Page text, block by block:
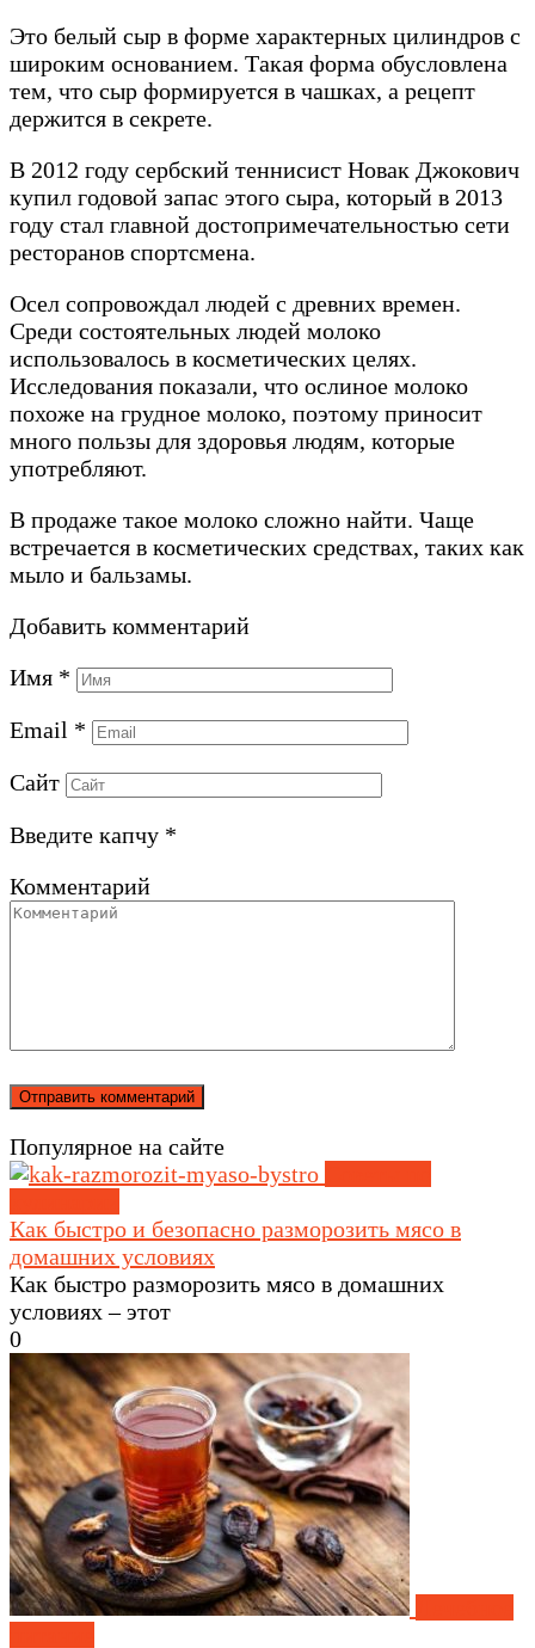
Это белый сыр в форме характерных цилиндров с
широким основанием. Такая форма обусловлена ​​
тем, что сыр формируется в чашках, а рецепт
держится в секрете.
В 2012 году сербский теннисист Новак Джокович
купил годовой запас этого сыра, который в 2013
году стал главной достопримечательностью сети
ресторанов спортсмена.
Осел сопровождал людей с древних времен.
Среди состоятельных людей молоко
использовалось в косметических целях.
Исследования показали, что ослиное молоко
похоже на грудное молоко, поэтому приносит
много пользы для здоровья людям, которые
употребляют.
В продаже такое молоко сложно найти. Чаще
встречается в косметических средствах, таких как
мыло и бальзамы.
Добавить комментарий
Имя *
Email *
Сайт
Введите капчу *
Комментарий
Популярное на сайте
Как быстро и безопасно разморозить мясо в
домашних условиях
Как быстро разморозить мясо в домашних
условиях – этот
0